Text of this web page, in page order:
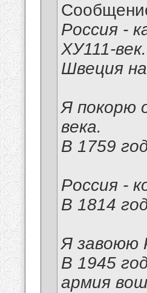
Россия -
ХУ111-век.
Швеция
Я покорю
века.
В 1759
Россия -
В 1814
Я завоюю
В 1945
армия